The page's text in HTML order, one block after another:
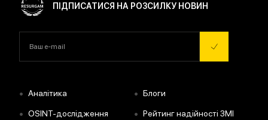
ПІДПИСАТИСЯ НА РОЗСИЛКУ НОВИН
• Аналітика • Блоги
• OSINT-дослідження • Рейтинг надійності ЗМІ